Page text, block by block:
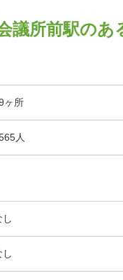
議所前駅のあ
ヶ所
人
し
し